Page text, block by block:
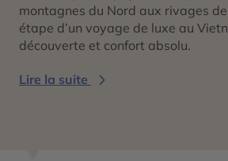
montagnes du Nord aux rivages
étape d’un voyage de luxe au
découverte et confort absolu.
Lire la suite